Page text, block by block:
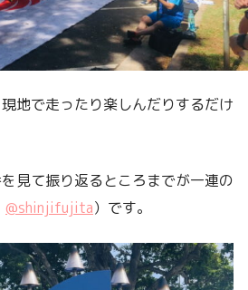
地で走ったり楽しんだりするだけ
見て振り返るところまでが一連の
@shinjifujita）です。